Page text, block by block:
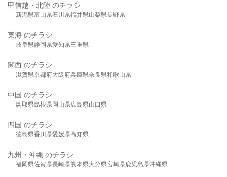
甲信越・北陸 のチラシ
新潟県富山県石川県福井県山梨県長野県
東海 のチラシ
岐阜県静岡県愛知県三重県
関西 のチラシ
滋賀県京都府大阪府兵庫県奈良県和歌山県
中国 のチラシ
鳥取県島根県岡山県広島県山口県
四国 のチラシ
徳島県香川県愛媛県高知県
九州・沖縄 のチラシ
福岡県佐賀県長崎県熊本県大分県宮崎県鹿児島県沖縄県